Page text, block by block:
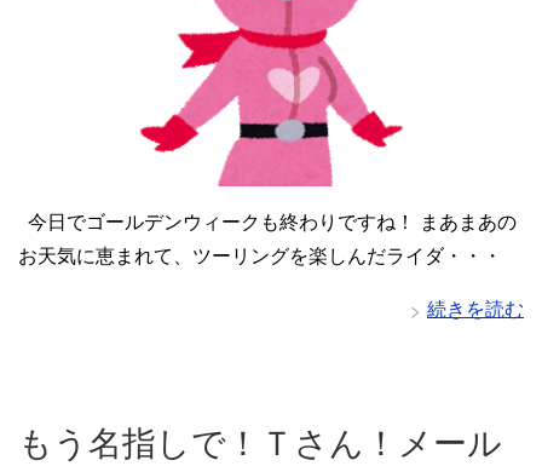
今日でゴールデンウィークも終わりですね！ まあまあの
お天気に恵まれて、ツーリングを楽しんだライダ・・・
続きを読む
もう名指しで！Ｔさん！メール